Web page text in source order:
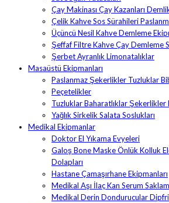
Çay Makinası Çay Kazanları
Çelik Kahve Sos Sürahileri
Üçüncü Nesil Kahve Demleme
Şeffaf Filtre Kahve Çay Demleme
Şerbet Ayranlık Limonatalıklar
Masaüstü Ekipmanları
Paslanmaz Şekerlikler Tuzluklar
Peçetelikler
Tuzluklar Baharatlıklar Şekerlikler
Yağlık Sirkelik Salata Soslukları
Medikal Ekipmanlar
Doktor El Yıkama Evyeleri
Galoş Bone Maske Önlük Kolluk
Dolapları
Hastane Çamaşırhane Ekipmanları
Medikal Aşı İlaç Kan Serum
Medikal Derin Dondurucular